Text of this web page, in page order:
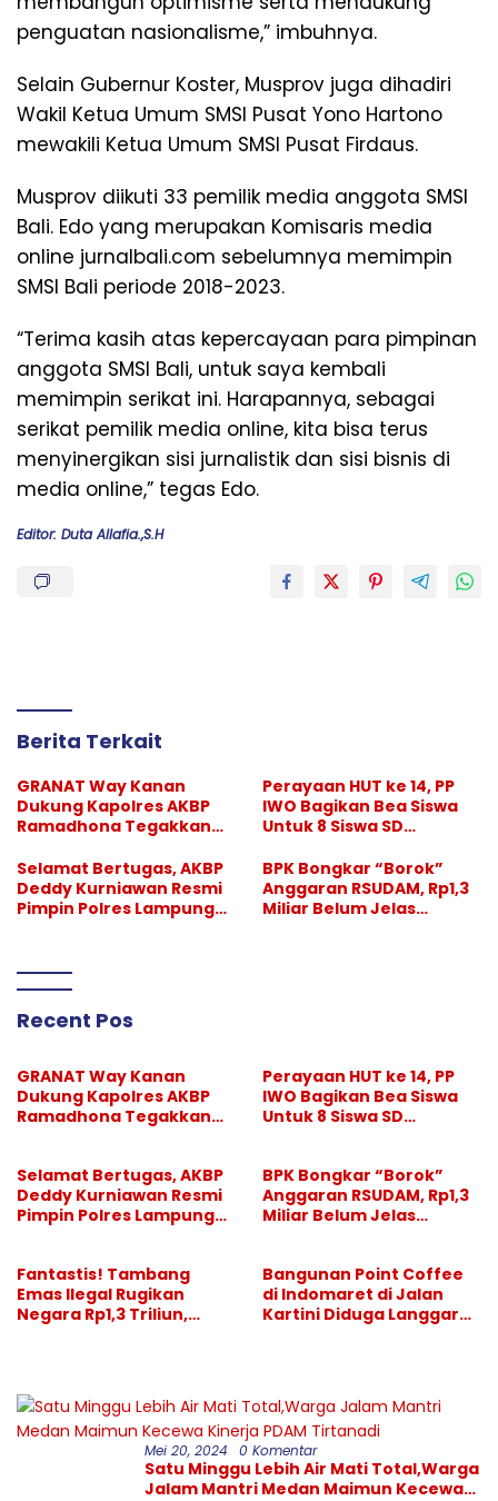
penguatan nasionalisme,” imbuhnya.
Selain Gubernur Koster, Musprov juga dihadiri
Wakil Ketua Umum SMSI Pusat Yono Hartono
mewakili Ketua Umum SMSI Pusat Firdaus.
Musprov diikuti 33 pemilik media anggota SMSI
Bali. Edo yang merupakan Komisaris media
online jurnalbali.com sebelumnya memimpin
SMSI Bali periode 2018-2023.
“Terima kasih atas kepercayaan para pimpinan
anggota SMSI Bali, untuk saya kembali
memimpin serikat ini. Harapannya, sebagai
serikat pemilik media online, kita bisa terus
menyinergikan sisi jurnalistik dan sisi bisnis di
media online,” tegas Edo.
Editor: Duta Allafia.,S.H
Berita Terkait
GRANAT Way Kanan
Dukung Kapolres AKBP
Ramadhona Tegakkan
Perayaan HUT ke 14, PP
IWO Bagikan Bea Siswa
Untuk 8 Siswa SD
Selamat Bertugas, AKBP
Deddy Kurniawan Resmi
Pimpin Polres Lampung
BPK Bongkar “Borok”
Anggaran RSUDAM, Rp1,3
Miliar Belum Jelas
Recent Pos
GRANAT Way Kanan
Dukung Kapolres AKBP
Ramadhona Tegakkan
Perayaan HUT ke 14, PP
IWO Bagikan Bea Siswa
Untuk 8 Siswa SD
Selamat Bertugas, AKBP
Deddy Kurniawan Resmi
Pimpin Polres Lampung
BPK Bongkar “Borok”
Anggaran RSUDAM, Rp1,3
Miliar Belum Jelas
Fantastis! Tambang
Emas Ilegal Rugikan
Negara Rp1,3 Triliun,
Bangunan Point Coffee
di Indomaret di Jalan
Kartini Diduga Langgar
Mei 20, 2024 0 Komentar
Satu Minggu Lebih Air Mati Total,Warga
Jalam Mantri Medan Maimun Kecewa